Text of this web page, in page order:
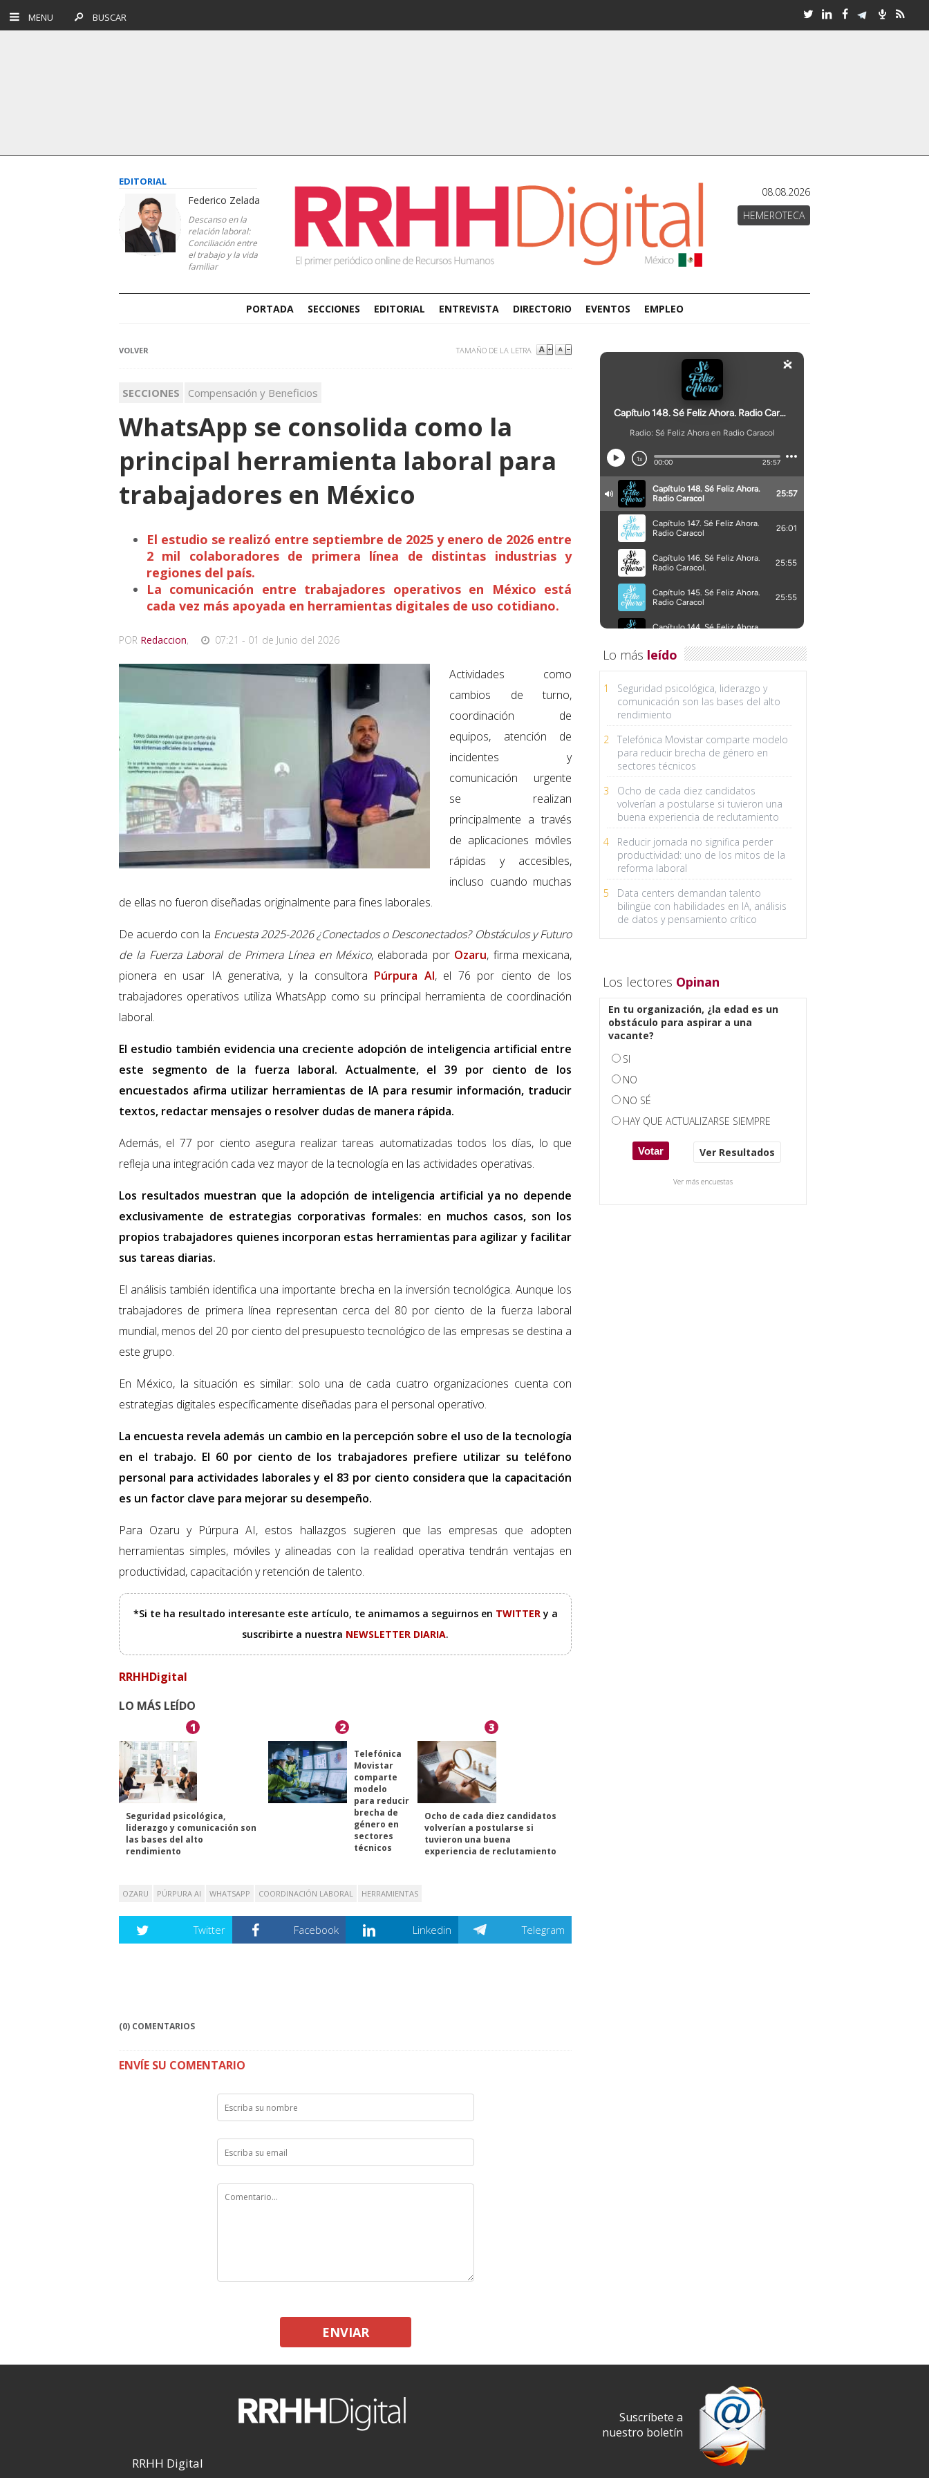
MENU BUSCAR
EDITORIAL
Federico Zelada
Descanso en la
relación laboral:
Conciliación entre
el trabajo y la vida
familiar
08.08.2026
HEMEROTECA
PORTADA SECCIONES EDITORIAL ENTREVISTA DIRECTORIO EVENTOS EMPLEO
VOLVER TAMAÑO DE LA LETRA
SECCIONES Compensación y Beneficios
WhatsApp se consolida como la
principal herramienta laboral para
trabajadores en México
El estudio se realizó entre septiembre de 2025 y enero de 2026 entre
2 mil colaboradores de primera línea de distintas industrias y
regiones del país.
La comunicación entre trabajadores operativos en México está
cada vez más apoyada en herramientas digitales de uso cotidiano.
POR Redaccion, 07:21 - 01 de Junio del 2026
Actividades como
cambios de turno,
coordinación de
equipos, atención de
incidentes y
comunicación urgente
se realizan
principalmente a través
de aplicaciones móviles
rápidas y accesibles,
incluso cuando muchas
de ellas no fueron diseñadas originalmente para fines laborales.
De acuerdo con la Encuesta 2025-2026 ¿Conectados o Desconectados? Obstáculos y Futuro
de la Fuerza Laboral de Primera Línea en México, elaborada por Ozaru, firma mexicana,
pionera en usar IA generativa, y la consultora Púrpura AI, el 76 por ciento de los
trabajadores operativos utiliza WhatsApp como su principal herramienta de coordinación
laboral.
El estudio también evidencia una creciente adopción de inteligencia artificial entre
este segmento de la fuerza laboral. Actualmente, el 39 por ciento de los
encuestados afirma utilizar herramientas de IA para resumir información, traducir
textos, redactar mensajes o resolver dudas de manera rápida.
Además, el 77 por ciento asegura realizar tareas automatizadas todos los días, lo que
refleja una integración cada vez mayor de la tecnología en las actividades operativas.
Los resultados muestran que la adopción de inteligencia artificial ya no depende
exclusivamente de estrategias corporativas formales: en muchos casos, son los
propios trabajadores quienes incorporan estas herramientas para agilizar y facilitar
sus tareas diarias.
El análisis también identifica una importante brecha en la inversión tecnológica. Aunque los
trabajadores de primera línea representan cerca del 80 por ciento de la fuerza laboral
mundial, menos del 20 por ciento del presupuesto tecnológico de las empresas se destina a
este grupo.
En México, la situación es similar: solo una de cada cuatro organizaciones cuenta con
estrategias digitales específicamente diseñadas para el personal operativo.
La encuesta revela además un cambio en la percepción sobre el uso de la tecnología
en el trabajo. El 60 por ciento de los trabajadores prefiere utilizar su teléfono
personal para actividades laborales y el 83 por ciento considera que la capacitación
es un factor clave para mejorar su desempeño.
Para Ozaru y Púrpura AI, estos hallazgos sugieren que las empresas que adopten
herramientas simples, móviles y alineadas con la realidad operativa tendrán ventajas en
productividad, capacitación y retención de talento.
*Si te ha resultado interesante este artículo, te animamos a seguirnos en TWITTERy a
suscribirte a nuestra NEWSLETTER DIARIA.
RRHHDigital
LO MÁS LEÍDO
1
Seguridad psicológica,
liderazgo y comunicación son
las bases del alto
rendimiento
2
Telefónica
Movistar
comparte
modelo
para reducir
brecha de
género en
sectores
técnicos
3
Ocho de cada diez candidatos
volverían a postularse si
tuvieron una buena
experiencia de reclutamiento
OZARU PÚRPURA AI WHATSAPP COORDINACIÓN LABORAL HERRAMIENTAS
Twitter Facebook Linkedin Telegram
(0) COMENTARIOS
ENVÍE SU COMENTARIO
ENVIAR
Lo más leído
1
Seguridad psicológica, liderazgo y
comunicación son las bases del alto
rendimiento
2
Telefónica Movistar comparte modelo
para reducir brecha de género en
sectores técnicos
3
Ocho de cada diez candidatos
volverían a postularse si tuvieron una
buena experiencia de reclutamiento
4
Reducir jornada no significa perder
productividad: uno de los mitos de la
reforma laboral
5
Data centers demandan talento
bilingüe con habilidades en IA, análisis
de datos y pensamiento crítico
Los lectores Opinan
En tu organización, ¿la edad es un
obstáculo para aspirar a una
vacante?
SI
NO
NO SÉ
HAY QUE ACTUALIZARSE SIEMPRE
Ver Resultados
Ver más encuestas
RRHH Digital
Suscríbete a
nuestro boletín